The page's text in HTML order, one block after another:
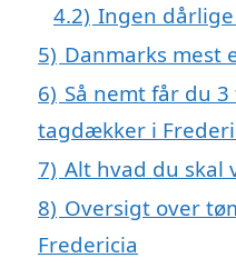
4.2) Ingen
5) Danmarks mest
6) Så nemt får du
tagdækker i
7) Alt hvad du skal
8) Oversigt over
Fredericia